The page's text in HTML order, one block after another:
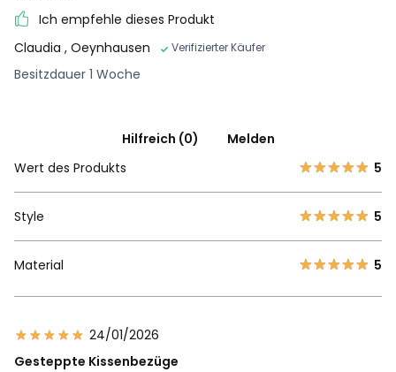
Ich empfehle dieses Produkt
Claudia , Oeynhausen Verifizierter Käufer
Besitzdauer 1 Woche
Hilfreich (0)
Melden
Wert des Produkts
5
Style 5
Material 5
24/01/2026
Gesteppte Kissenbezüge